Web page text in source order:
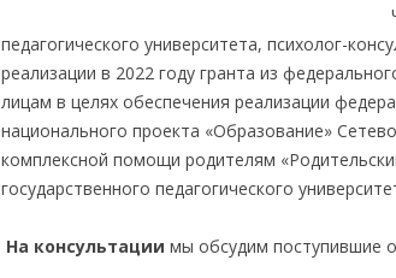
педагогического университета, психолог-
реализации в 2022 году гранта из
лицам в целях обеспечения реализации
национального проекта «Образование»
комплексной помощи родителям
государственного педагогического
На консультации мы обсудим поступившие